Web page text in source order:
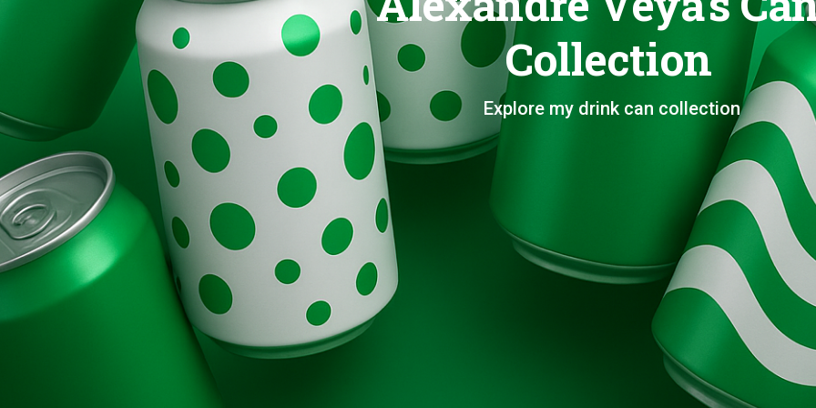
Brands
Evolution
Collection
Explore my drink can collection